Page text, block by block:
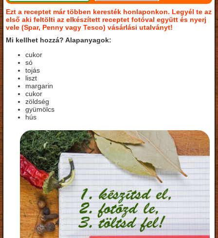
Ezt a receptet már többen keresték honlaponkon. Legyél te az
első aki feltölti az elkészített receptet fotóval együtt és nyerj
vele (Spar, Penny vagy Tesco) vásárlási utalványt!
Mi kellhet hozzá? Alapanyagok:
cukor
só
tojás
liszt
margarin
cukor
zöldség
gyümölcs
hús